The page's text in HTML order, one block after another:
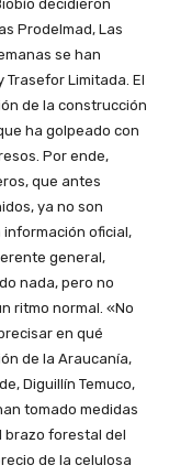
decidieron
Prodelmad, Las
se han
Trasefor Limitada. El
de la construcción
ha golpeado con
Por ende,
que antes
ya no son
información oficial,
general,
nada, pero no
ritmo normal. «No
en qué
de la Araucanía,
Diguillín Temuco,
tomado medidas
brazo forestal del
de la celulosa